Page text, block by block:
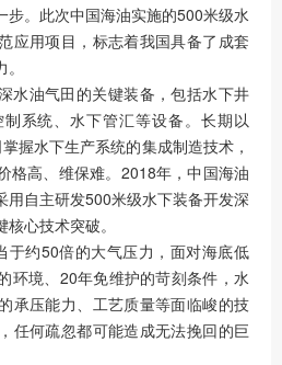
步。此次中国海油实施的500米级水
应用项目，标志着我国具备了成套
水油气田的关键装备，包括水下井
系统、水下管汇等设备。长期以
握水下生产系统的集成制造技术，
格高、维保难。2018年，中国海油
用自主研发500米级水下装备开发深
心技术突破。
于约50倍的大气压力，面对海底低
环境、20年免维护的苛刻条件，水
承压能力、工艺质量等面临峻的技
任何疏忽都可能造成无法挽回的巨